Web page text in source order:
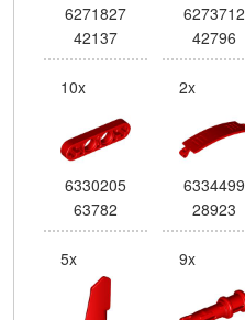
6271827
42137
6273712
42796
10x
6330205
63782
2x
6334499
28923
5x 9x